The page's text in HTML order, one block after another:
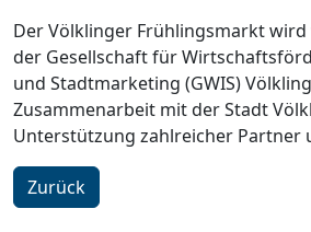
Der Völklinger Frühlingsmarkt
der Gesellschaft für
und Stadtmarketing (GWIS)
Zusammenarbeit mit der Stadt
Unterstützung zahlreicher Partner
Zurück